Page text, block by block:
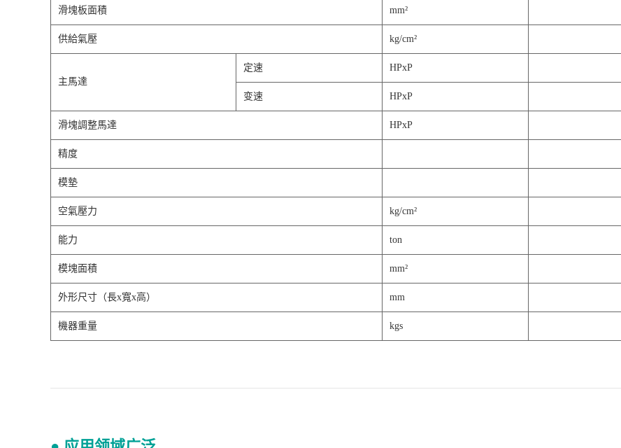
滑塊板面積 mm²
供給氣壓 kg/cm²
主馬達
定速 HPxP
变速 HPxP
滑塊調整馬達 HPxP
精度
模墊
空氣壓力 kg/cm²
能力 ton
模塊面積 mm²
外形尺寸（長x寬x高） mm
機器重量 kgs